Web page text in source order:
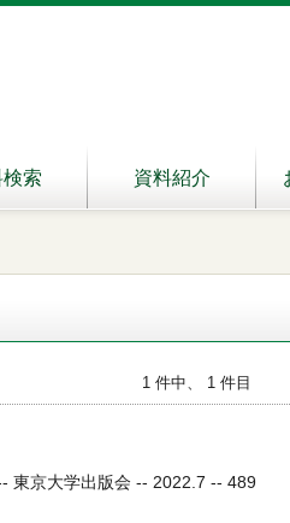
索 資料紹介
1 件中、 1 件目
東京大学出版会 -- 2022.7 -- 489